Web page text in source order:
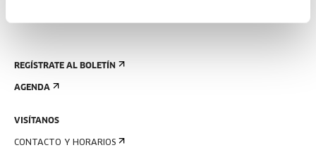
REGÍSTRATE AL BOLETÍN
AGENDA
VISÍTANOS
CONTACTO Y HORARIOS